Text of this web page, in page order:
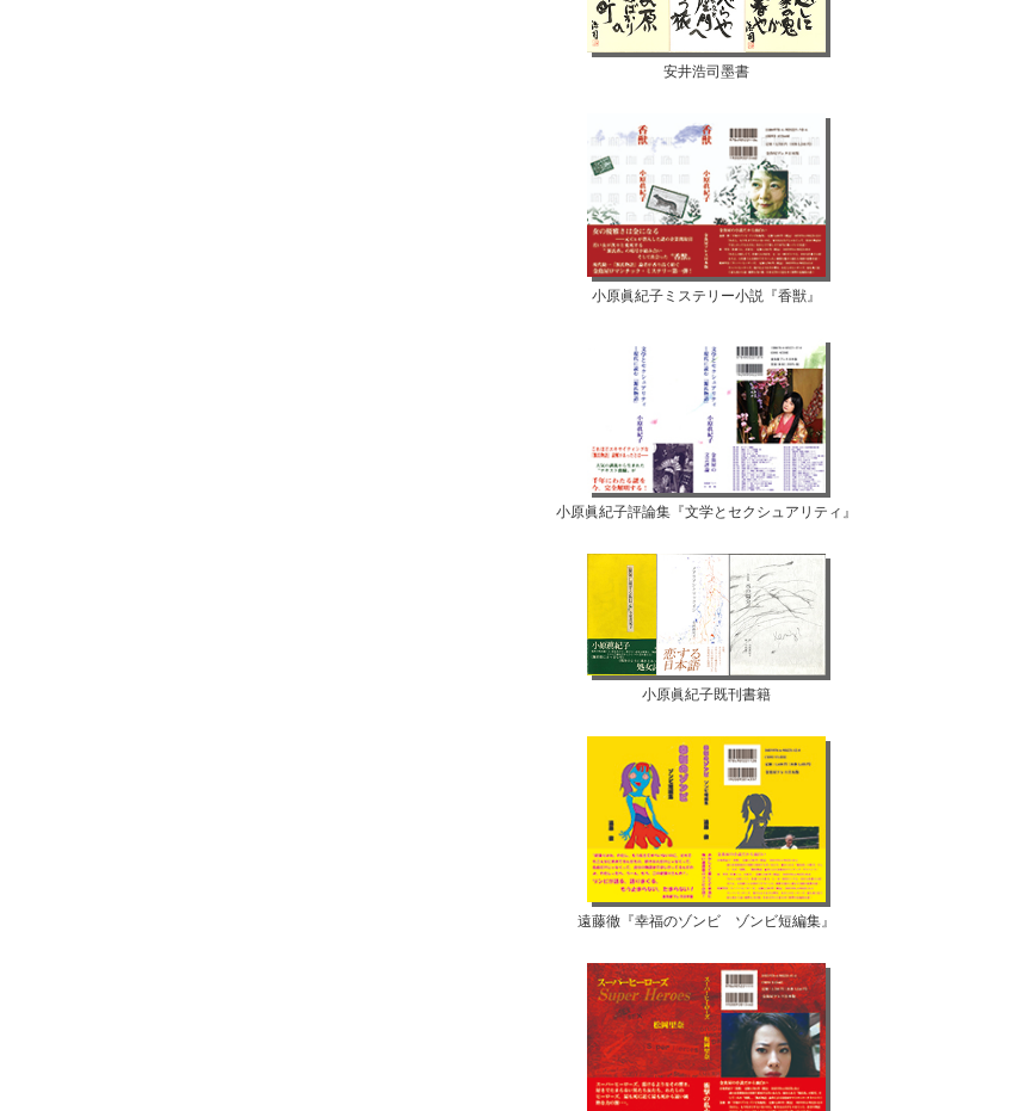
安井浩司墨書
小原眞紀子ミステリー小説『香獣』
小原眞紀子評論集『文学とセクシュアリティ』
小原眞紀子既刊書籍
遠藤徹『幸福のゾンビ ゾンビ短編集』